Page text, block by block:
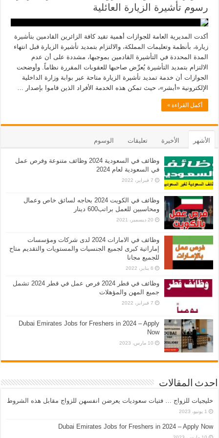
رسوم تأشيرة الزيارة العائلية
أكدت المديرية العامة للجوازات أهمية تقيد كافة الزائرين القادمين بتأشيرة
زيارة، بأنظمة وتعليمات المملكة، والالتزام بتمديد تأشيرة الزيارة قبل انتهاء
المدة المحددة في التأشيرة القادمين بموجبها، مشددة على أن عدم
الالتزام بتمديد التأشيرة يُعرِّض صاحبها للعقوبات المقررة نظاماً. وأوضحت
الجوازات أن خدمة تمديد تأشيرة الزيارة متاحة عبر بوابة وزارة الداخلية
الإلكترونية «أبشر»، حيث تمكن هذه الخدمة الأفراد الذين قاموا بإصدار …
أكمل القراءة »
الأشهر الأخيرة تعليقات الوسوم
وظائف في السعودية 2024 وظائف متنوعة وفرص عمل
في السعودية لعام 2024
7 فبراير، 2022
وظائف في الكويت 2024 بحاجه لسائق خاص وعمال
ومحاسبين للعمل براتب600 دينار
20 ديسمبر، 2021
وظائف في الامارات 2024 لدى شركات ومؤسسات
إماراتية كبرى لجميع الجنسيات والمستويات والتقديم متاح
للجميع مجانا
6 يناير، 2022
وظائف في قطر 2024 فرص عمل في قطر 2024 تشمل
جميع المهن والمؤهلات
7 فبراير، 2022
Dubai Emirates Jobs for Freshers in 2024 – Apply
Now
10 مارس، 2023
احدث المقالات
خليجيات للزواج … فتيات سعوديات يعرضن انفسهن للزواج مقابل هذه الشروط
1 يونيو، 2023
Dubai Emirates Jobs for Freshers in 2024 – Apply Now